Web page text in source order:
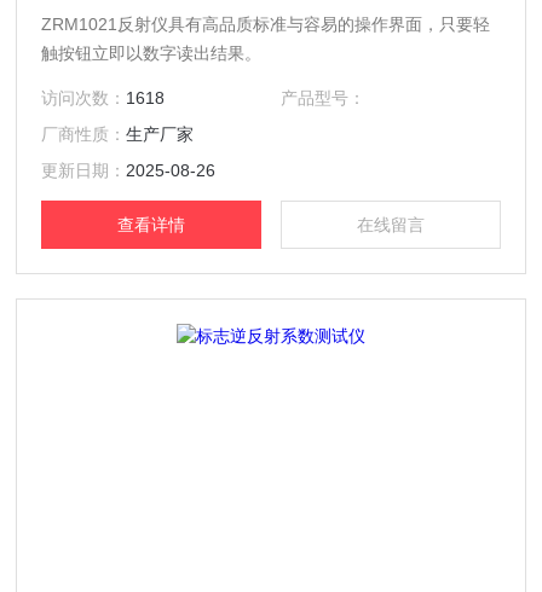
ZRM1021反射仪具有高品质标准与容易的操作界面，只要轻
触按钮立即以数字读出结果。
访问次数： 1618
产品型号：
厂商性质：生产厂家
更新日期： 2025-08-26
查看详情 在线留言